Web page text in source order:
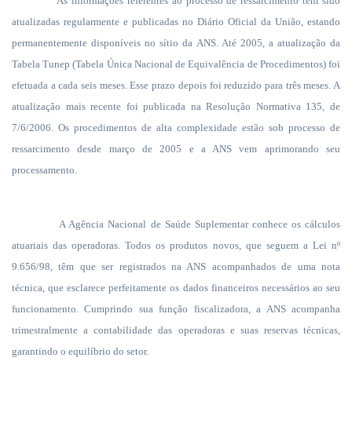
atualizadas regularmente e publicadas no Diário Oficial da União, estando
permanentemente disponíveis no sítio da ANS. Até 2005, a atualização da
Tabela Tunep (Tabela Única Nacional de Equivalência de Procedimentos) foi
efetuada a cada seis meses. Esse prazo depois foi reduzido para três meses. A
atualização mais recente foi publicada na Resolução Normativa 135, de
7/6/2006. Os procedimentos de alta complexidade estão sob processo de
ressarcimento desde março de 2005 e a ANS vem aprimorando seu
processamento.
A Agência Nacional de Saúde Suplementar conhece os cálculos
atuariais das operadoras. Todos os produtos novos, que seguem a Lei nº
9.656/98, têm que ser registrados na ANS acompanhados de uma nota
técnica, que esclarece perfeitamente os dados financeiros necessários ao seu
funcionamento. Cumprindo sua função fiscalizadora, a ANS acompanha
trimestralmente a contabilidade das operadoras e suas reservas técnicas,
garantindo o equilíbrio do setor.